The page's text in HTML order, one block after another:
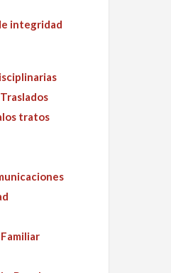
integridad
tratos